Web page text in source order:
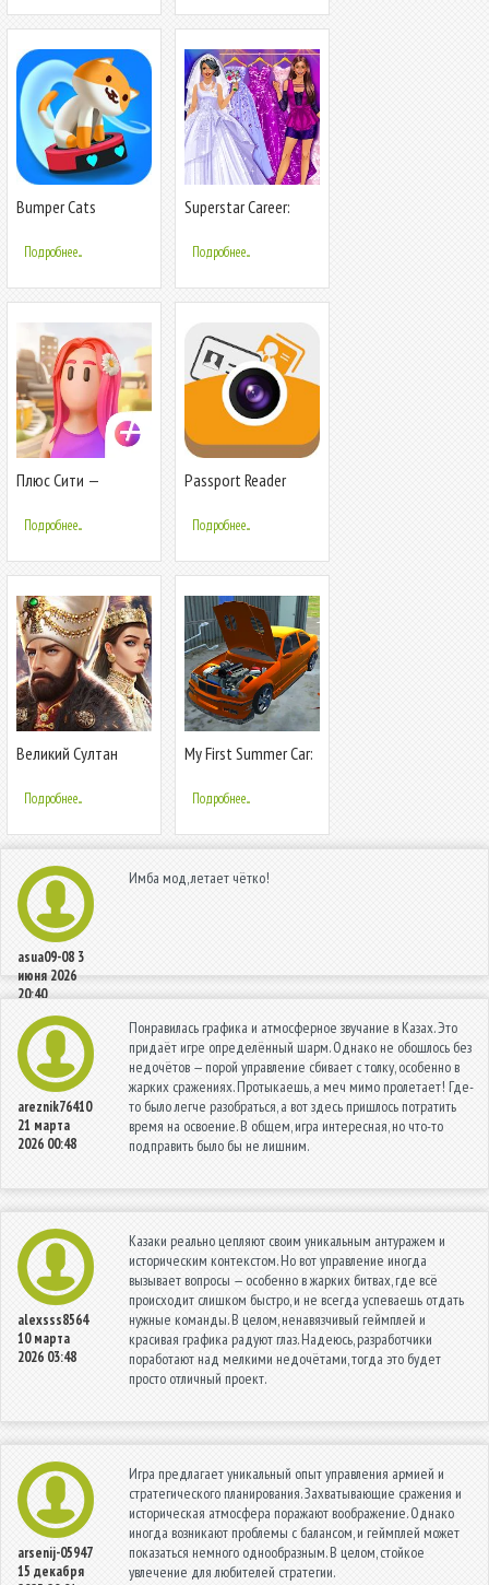
Bumper Cats
Подробнее...
Superstar Career:
Подробнее...
Плюс Сити —
Подробнее...
Passport Reader
Подробнее...
Великий Султан
Подробнее...
My First Summer Car:
Подробнее...
asua09-08 3
июня 2026
20:40
Имба мод, летает чётко!
areznik76410
21 марта
2026 00:48
Понравилась графика и атмосферное звучание в Казах. Это
придаёт игре определённый шарм. Однако не обошлось без
недочётов — порой управление сбивает с толку, особенно в
жарких сражениях. Протыкаешь, а меч мимо пролетает! Где-
то было легче разобраться, а вот здесь пришлось потратить
время на освоение. В общем, игра интересная, но что-то
подправить было бы не лишним.
alexsss8564
10 марта
2026 03:48
Казаки реально цепляют своим уникальным антуражем и
историческим контекстом. Но вот управление иногда
вызывает вопросы — особенно в жарких битвах, где всё
происходит слишком быстро, и не всегда успеваешь отдать
нужные команды. В целом, ненавязчивый геймплей и
красивая графика радуют глаз. Надеюсь, разработчики
поработают над мелкими недочётами, тогда это будет
просто отличный проект.
arsenij-05947
15 декабря
Игра предлагает уникальный опыт управления армией и
стратегического планирования. Захватывающие сражения и
историческая атмосфера поражают воображение. Однако
иногда возникают проблемы с балансом, и геймплей может
показаться немного однообразным. В целом, стойкое
увлечение для любителей стратегии.